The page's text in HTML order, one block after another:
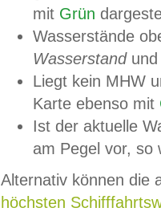
mit Grün
Wasserstände
Wasserstandund
Liegt kein MHW
Karte ebenso mit
Ist der aktuelle
am Pegel vor,
Alternativ können die
höchsten